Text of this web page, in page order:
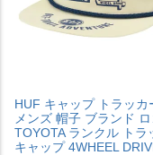
HUF キャップ トラッカ
メンズ 帽子 ブランド
TOYOTA ランクル トラ
キャップ 4WHEEL